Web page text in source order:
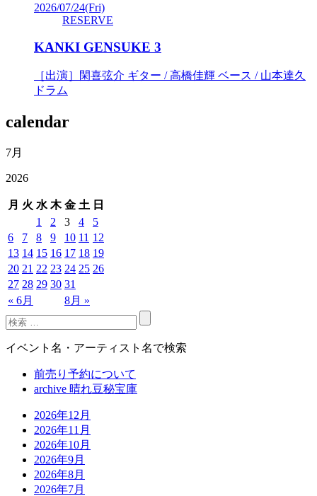
2026/07/24(Fri)
RESERVE
KANKI GENSUKE 3
［出演］閑喜弦介 ギター / 高橋佳輝 ベース / 山本達久
ドラム
calendar
7月
2026
月 火 水 木 金 土 日
« 6月 8月 »
1 2 3 4
5
6
7 8 9 10 11 12
13 14 15 16 17 18 19
20 21 22 23 24 25 26
27 28 29 30 31
イベント名・アーティスト名で検索
前売り予約について
archive 晴れ豆秘宝庫
2026年12月
2026年11月
2026年10月
2026年9月
2026年8月
2026年7月